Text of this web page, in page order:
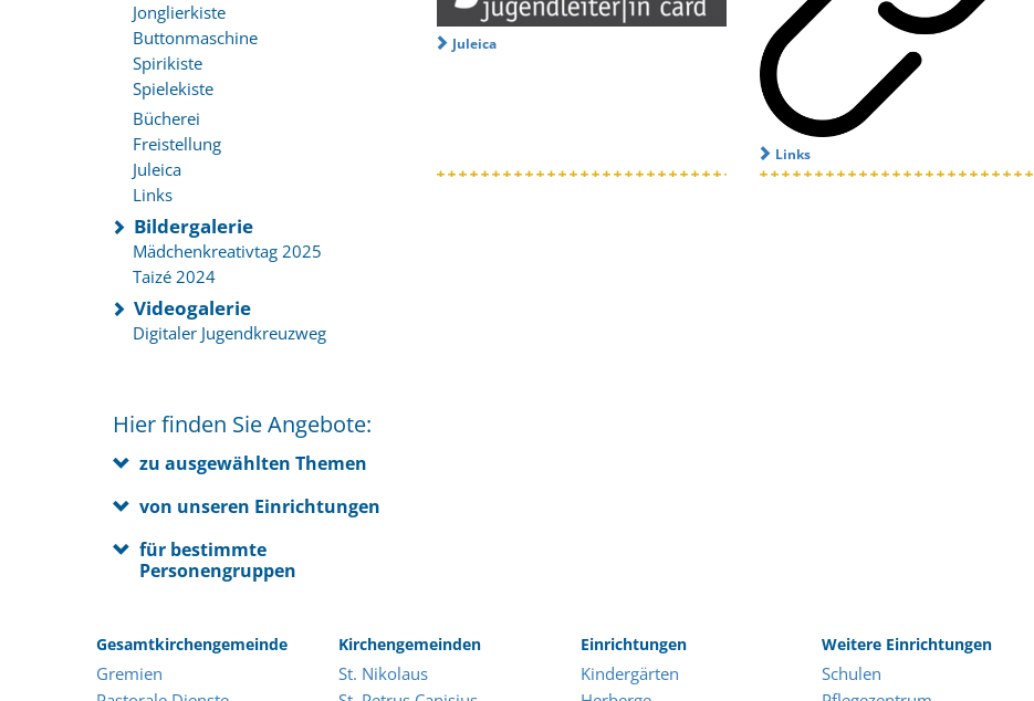
Jonglierkiste
Buttonmaschine
Spirikiste
Spielekiste
Bücherei
Freistellung
Juleica
Links
Bildergalerie
Mädchenkreativtag 2025
Taizé 2024
Videogalerie
Digitaler Jugendkreuzweg
Hier finden Sie Angebote:
zu ausgewählten Themen
von unseren Einrichtungen
für bestimmte
Personengruppen
Juleica
Links
Gesamtkirchengemeinde
Gremien
Kirchengemeinden
St. Nikolaus
Einrichtungen
Kindergärten
Weitere Einrichtungen
Schulen